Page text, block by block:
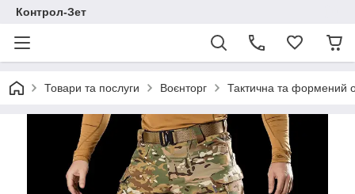
Контрол-Зет
Товари та послуги Воєнторг Тактична та формений